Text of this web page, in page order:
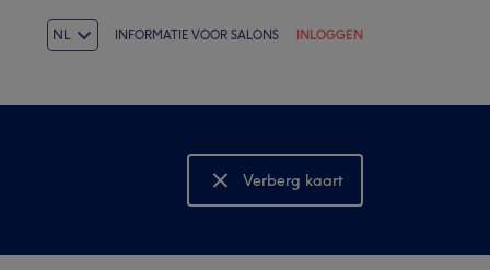
NL INFORMATIE VOOR SALONS INLOGGEN
Verberg kaart
Bekijk kaart